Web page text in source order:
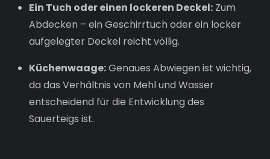
Ein Tuch oder einen lockeren Deckel: Zum
Abdecken – ein Geschirrtuch oder ein locker
aufgelegter Deckel reicht völlig.
Küchenwaage:Genaues Abwiegen ist wichtig,
da das Verhältnis von Mehl und Wasser
entscheidend für die Entwicklung des
Sauerteigs ist.